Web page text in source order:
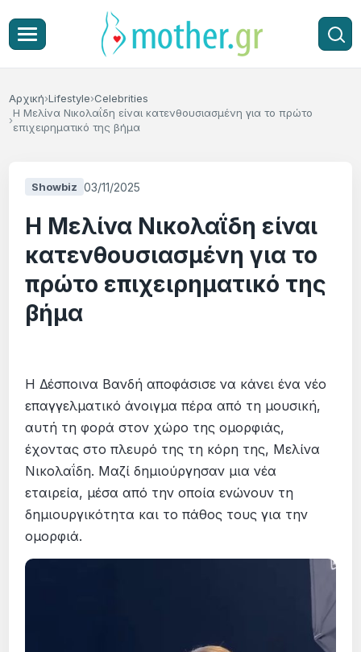
Αρχική Lifestyle Celebrities
H Mελίνα Νικολαΐδη είναι κατενθουσιασμένη για το πρώτο
επιχειρηματικό της βήμα
Showbiz 03/11/2025
H Mελίνα Νικολαΐδη είναι
κατενθουσιασμένη για το
πρώτο επιχειρηματικό της
βήμα
Η Δέσποινα Βανδή αποφάσισε να κάνει ένα νέο
επαγγελματικό άνοιγμα πέρα από τη μουσική,
αυτή τη φορά στον χώρο της ομορφιάς,
έχοντας στο πλευρό της τη κόρη της, Μελίνα
Νικολαΐδη. Μαζί δημιούργησαν μια νέα
εταιρεία, μέσα από την οποία ενώνουν τη
δημιουργικότητα και το πάθος τους για την
ομορφιά.